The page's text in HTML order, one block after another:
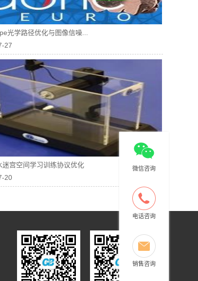
光学路径优化与图像信噪...
27
迷宫空间学习训练协议优化
20
微信咨询
电话咨询
销售咨询